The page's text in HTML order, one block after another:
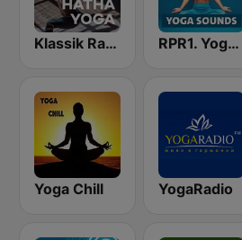
Klassik Radio Hatha Yoga RPR1. Yoga Sounds
Yoga Chill YogaRadio